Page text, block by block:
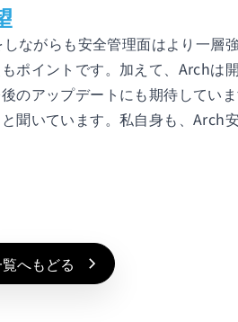
ながらも安全管理面はより一層
ポイントです。加えて、Archは
のアップデートにも期待してい
聞いています。私自身も、Arch
へもどる